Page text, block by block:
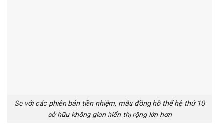
So với các phiên bản tiền nhiệm, mẫu đồng hồ thế hệ thứ 10
sở hữu không gian hiển thị rộng lớn hơn